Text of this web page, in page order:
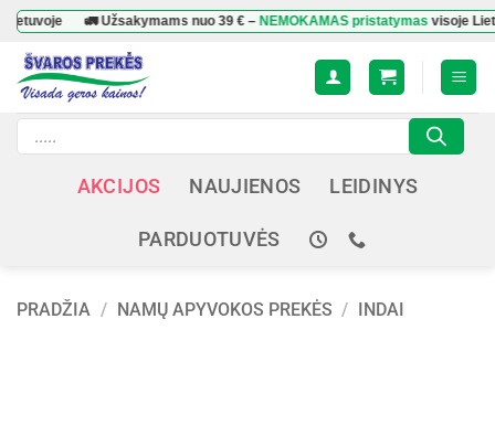
Skip
content
🚛 Užsakymams nuo39 €–NEMOKAMAS pristatymasvisoje Lietuvoje
Products
search
AKCIJOS NAUJIENOS LEIDINYS
PARDUOTUVĖS
PRADŽIA / NAMŲ APYVOKOS PREKĖS / INDAI